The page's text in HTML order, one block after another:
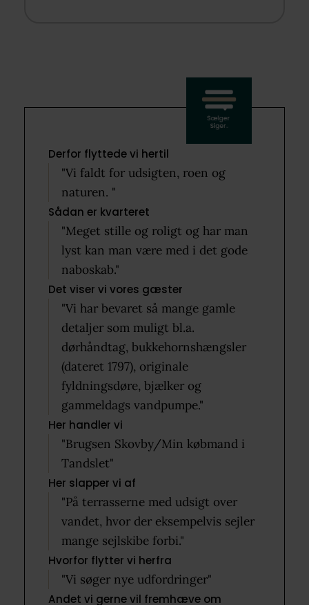
Derfor flyttede vi hertil
"Vi faldt for udsigten, roen og
naturen. "
Sådan er kvarteret
"Meget stille og roligt og har man
lyst kan man være med i det gode
naboskab."
Det viser vi vores gæster
"Vi har bevaret så mange gamle
detaljer som muligt bl.a.
dørhåndtag, bukkehornshængsler
(dateret 1797), originale
fyldningsdøre, bjælker og
gammeldags vandpumpe."
Her handler vi
"Brugsen Skovby/Min købmand i
Tandslet"
Her slapper vi af
"På terrasserne med udsigt over
vandet, hvor der eksempelvis sejler
mange sejlskibe forbi."
Hvorfor flytter vi herfra
"Vi søger nye udfordringer"
Andet vi gerne vil fremhæve om